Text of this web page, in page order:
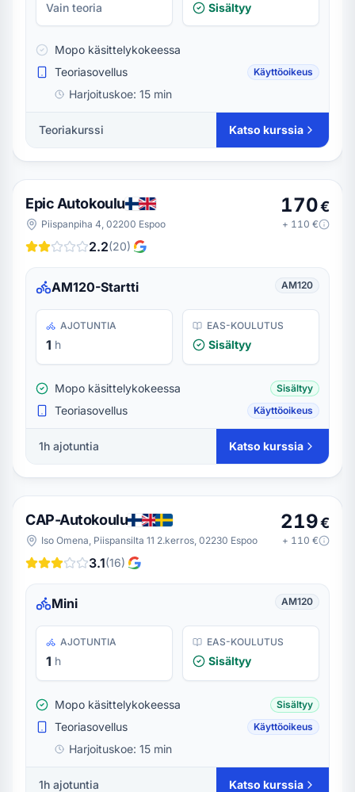
Vain teoria Sisältyy
Mopo käsittelykokeessa
Teoriasovellus
Käyttöoikeus
Harjoituskoe: 15 min
Teoriakurssi Katso kurssia
Epic Autokoulu
Piispanpiha 4, 02200 Espoo
2.2(20)
170€
+ 110 €
AM120-Startti AM120
AJOTUNTIA
1 h
EAS-KOULUTUS
Sisältyy
Mopo käsittelykokeessa Sisältyy
Teoriasovellus Käyttöoikeus
1h ajotuntia Katso kurssia
CAP-Autokoulu
Iso Omena, Piispansilta 11 2.kerros, 02230 Espoo
3.1(16)
219€
+ 110 €
Mini AM120
AJOTUNTIA
1 h
EAS-KOULUTUS
Sisältyy
Mopo käsittelykokeessa Sisältyy
Teoriasovellus Käyttöoikeus
Harjoituskoe: 15 min
1h ajotuntia Katso kurssia